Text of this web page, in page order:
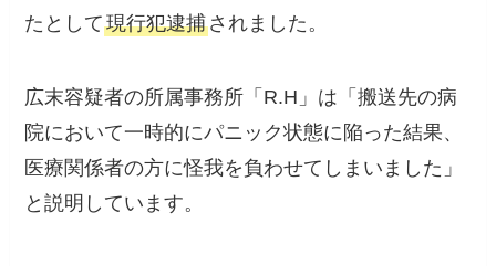
たとして現行犯逮捕されました。
広末容疑者の所属事務所「R.H」は「搬送先の病
院において一時的にパニック状態に陥った結果、
医療関係者の方に怪我を負わせてしまいました」
と説明しています。